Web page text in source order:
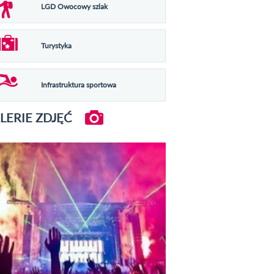
LGD Owocowy szlak
Turystyka
Infrastruktura sportowa
ZDJĘĆ